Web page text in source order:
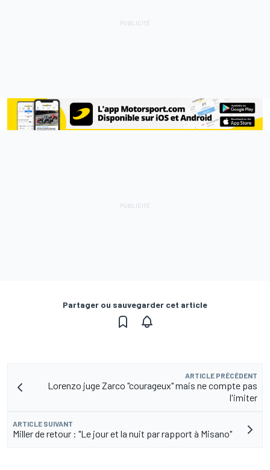
Partager ou sauvegarder cet article
ARTICLE PRÉCÉDENT
Lorenzo juge Zarco "courageux" mais ne compte pas
l'imiter
ARTICLE SUIVANT
Miller de retour : "Le jour et la nuit par rapport à Misano"